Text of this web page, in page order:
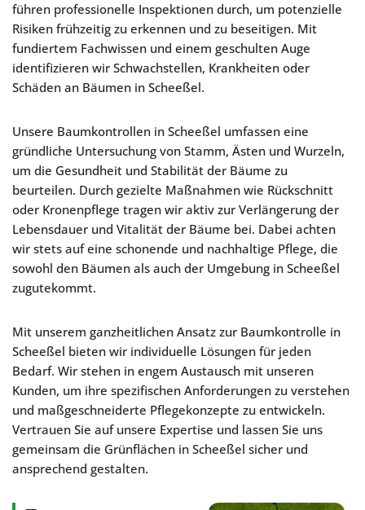
führen professionelle Inspektionen durch, um potenzielle
Risiken frühzeitig zu erkennen und zu beseitigen. Mit
fundiertem Fachwissen und einem geschulten Auge
identifizieren wir Schwachstellen, Krankheiten oder
Schäden an Bäumen in Scheeßel.
Unsere Baumkontrollen in Scheeßel umfassen eine
gründliche Untersuchung von Stamm, Ästen und Wurzeln,
um die Gesundheit und Stabilität der Bäume zu
beurteilen. Durch gezielte Maßnahmen wie Rückschnitt
oder Kronenpflege tragen wir aktiv zur Verlängerung der
Lebensdauer und Vitalität der Bäume bei. Dabei achten
wir stets auf eine schonende und nachhaltige Pflege, die
sowohl den Bäumen als auch der Umgebung in Scheeßel
zugutekommt.
Mit unserem ganzheitlichen Ansatz zur Baumkontrolle in
Scheeßel bieten wir individuelle Lösungen für jeden
Bedarf. Wir stehen in engem Austausch mit unseren
Kunden, um ihre spezifischen Anforderungen zu verstehen
und maßgeschneiderte Pflegekonzepte zu entwickeln.
Vertrauen Sie auf unsere Expertise und lassen Sie uns
gemeinsam die Grünflächen in Scheeßel sicher und
ansprechend gestalten.